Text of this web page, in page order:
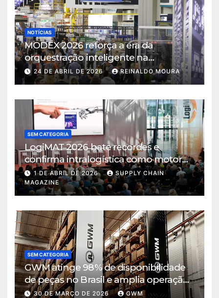
NOTÍCIAS
MODEX 2026 reforça a era da
orquestração inteligente na
intralogística
24 DE ABRIL DE 2026 REINALDO MOURA
SEM CATEGORIA
LogiMAT 2026 bate recordes e
confirma intralogística como motor
de decisão em tempos de incerteza
1 DE ABRIL DE 2026
SUPPLY CHAIN
MAGAZINE
SEM CATEGORIA
GWM atinge 98% de disponibilidade
de peças no Brasil e amplia operação
logística em Cajamar
30 DE MARÇO DE 2026 GWM